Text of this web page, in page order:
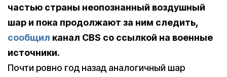
частью страны неопознанный воздушный
шар и пока продолжают за ним следить,
сообщил канал CBS со ссылкой на военные
источники.
Почти ровно год назад аналогичный шар